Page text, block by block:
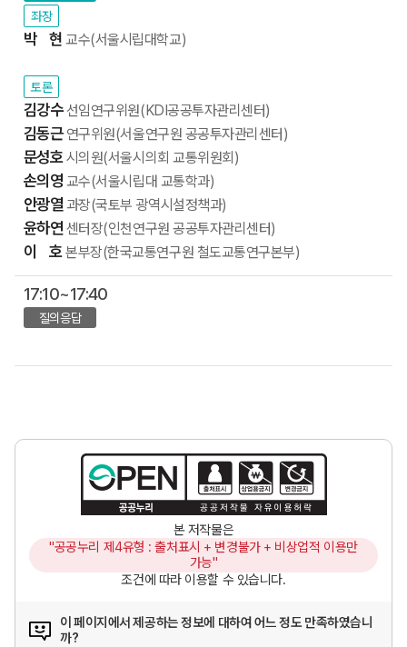
좌장
박 현교수(서울시립대학교)
토론
김강수선임연구위원(KDI공공투자관리센터)
김동근 연구위원(서울연구원 공공투자관리센터)
문성호시의원(서울시의회 교통위원회)
손의영 교수(서울시립대 교통학과)
안광열 과장(국토부 광역시설정책과)
윤하연 센터장(인천연구원 공공투자관리센터)
이 호본부장(한국교통연구원 철도교통연구본부)
17:10~17:40
질의응답
본 저작물은
"공공누리 제4유형 : 출처표시 + 변경불가 + 비상업적 이용만
가능"
조건에 따라 이용할 수 있습니다.
이 페이지에서 제공하는 정보에 대하여 어느 정도 만족하였습니
까?